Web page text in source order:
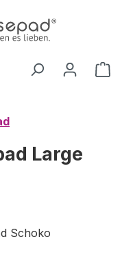
Large